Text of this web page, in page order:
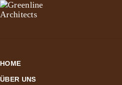
HOME
ÜBER UNS